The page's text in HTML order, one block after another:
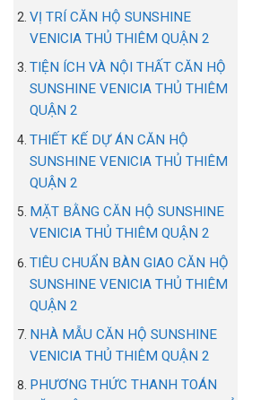
VỊ TRÍ CĂN HỘ SUNSHINE
VENICIA THỦ THIÊM QUẬN 2
TIỆN ÍCH VÀ NỘI THẤT CĂN HỘ
SUNSHINE VENICIA THỦ THIÊM
QUẬN 2
THIẾT KẾ DỰ ÁN CĂN HỘ
SUNSHINE VENICIA THỦ THIÊM
QUẬN 2
MẶT BẰNG CĂN HỘ SUNSHINE
VENICIA THỦ THIÊM QUẬN 2
TIÊU CHUẨN BÀN GIAO CĂN HỘ
SUNSHINE VENICIA THỦ THIÊM
QUẬN 2
NHÀ MẪU CĂN HỘ SUNSHINE
VENICIA THỦ THIÊM QUẬN 2
PHƯƠNG THỨC THANH TOÁN